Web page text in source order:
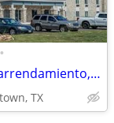
•
¡Vive con comodidad: sin contrato de arrendamiento, sin depósito!
TX